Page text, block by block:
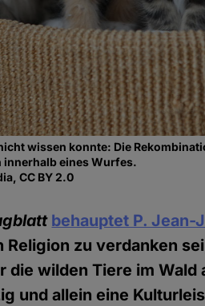
wissen konnte: Die
eines Wurfes.
CC BY 2.0
behauptet P. Jean-
zu verdanken
die wilden Tiere im Wald
und allein eine